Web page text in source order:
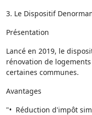
3. Le Dispositif
Présentation
Lancé en 2019, le
rénovation de
certaines communes.
Avantages
"• Réduction d'impôt